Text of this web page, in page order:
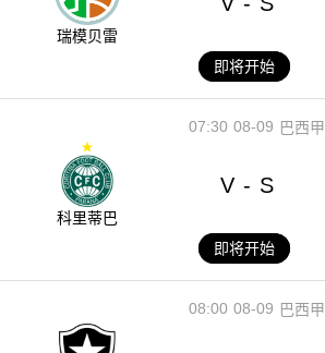
瑞模贝雷
即将开始
08-09
07:30 巴西甲
科里蒂巴
V - S
即将开始
08-09
08:00 巴西甲